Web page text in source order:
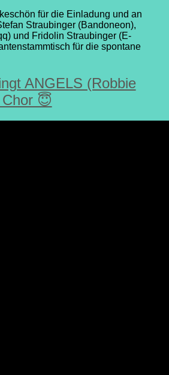
für die Einladung und an
Straubinger (Bandoneon),
und Fridolin Straubinger (E-
für die spontane
ANGELS (Robbie
😇